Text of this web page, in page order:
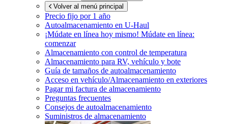
Volver al menú principal
Precio fijo por 1 año
Autoalmacenamiento en U-Haul
¡Múdate en línea hoy mismo! Múdate en línea:
comenzar
Almacenamiento con control de temperatura
Almacenamiento para RV, vehículo y bote
Guía de tamaños de autoalmacenamiento
Acceso en vehículo/Almacenamiento en exteriores
Pagar mi factura de almacenamiento
Preguntas frecuentes
Consejos de autoalmacenamiento
Suministros de almacenamiento